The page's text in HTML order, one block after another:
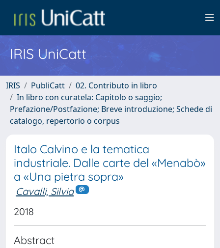
IRIS UniCatt
IRIS PubliCatt
02. Contributo in libro
In libro con curatela: Capitolo o saggio;
Prefazione/Postfazione; Breve introduzione; Schede di
catalogo, repertorio o corpus
Italo Calvino e la tematica
industriale. Dalle carte del «Menabò»
a «Una pietra sopra»
Cavalli, Silvia
2018
Abstract